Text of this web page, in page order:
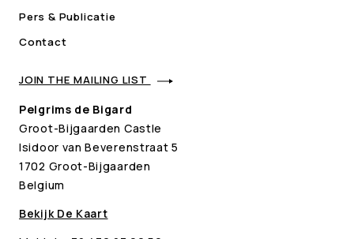
Pers & Publicatie
Contact
JOIN THE MAILING LIST
Pelgrims de Bigard
Groot-Bijgaarden Castle
Isidoor van Beverenstraat 5
1702 Groot-Bijgaarden
Belgium
Bekijk De Kaart